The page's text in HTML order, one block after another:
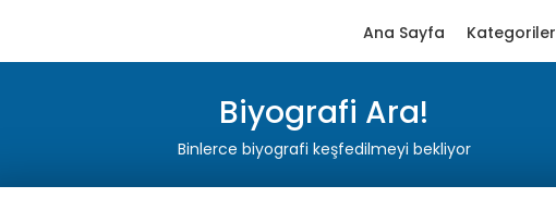
Ana Sayfa Kategoriler
Biyografi Ara!
Binlerce biyografi keşfedilmeyi bekliyor